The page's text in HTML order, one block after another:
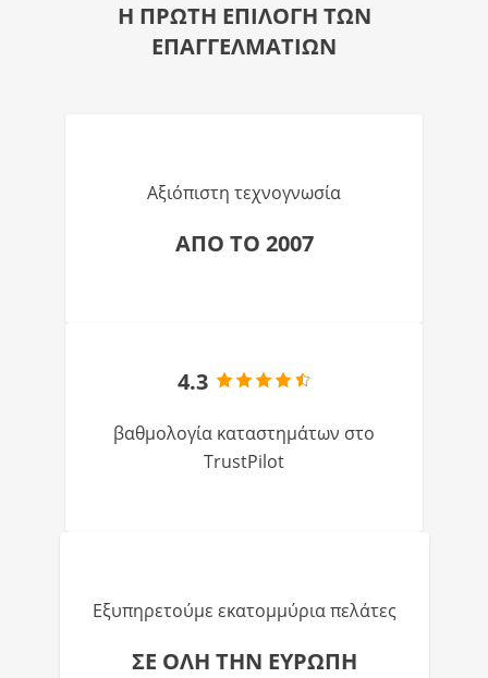
Η ΠΡΩΤΗ ΕΠΙΛΟΓΗ ΤΩΝ
ΕΠΑΓΓΕΛΜΑΤΙΩΝ
Αξιόπιστη τεχνογνωσία
ΑΠΟ ΤΟ 2007
4.3
βαθμολογία καταστημάτων στο
TrustPilot
Εξυπηρετούμε εκατομμύρια πελάτες
ΣΕ ΟΛΗ ΤΗΝ ΕΥΡΩΠΗ